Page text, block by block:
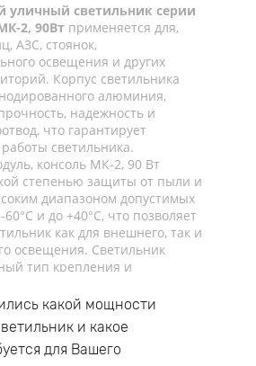
уличный светильник серии
2, 90Вт применяется для,
АЗС, стоянок,
освещения и других
Корпус светильника
алюминия,
надежность и
что гарантирует
светильника.
консоль МК-2, 90 Вт
степенью защиты от пыли и
диапазоном допустимых
и до +40°C, что позволяет
как для внешнего, так и
освещения. Светильник
тип крепления и
установки светильника
данной серии
питания компании
обеспечивающий:
какой мощности
и какое
для Вашего